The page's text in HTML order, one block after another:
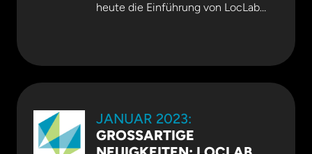
heute die Einführung von LocLab
Modellen. Sie fungiert als offene
Plattform, die es Partnern ermöglicht,
JANUAR 2023:
GROSSARTIGE N